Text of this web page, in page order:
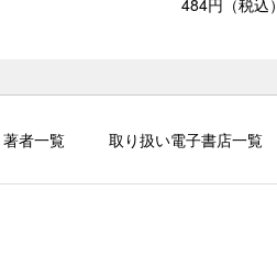
484円（税込）
著者一覧 取り扱い電子書店一覧